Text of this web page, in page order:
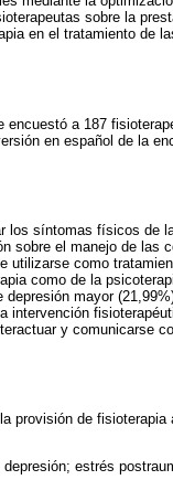
sobre la
en el tratamiento de
a 187
en español de la
los síntomas físicos de
sobre el manejo de las
utilizarse como
como de la
mayor
intervención
y comunicarse
provisión de fisioterapia
estrés